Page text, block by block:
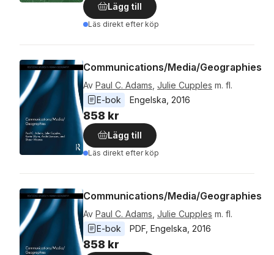
Lägg till
Läs direkt efter köp
Communications/Media/Geographies
Av Paul C. Adams Julie Cupples m. fl.
E-bok
Engelska 2016
858 kr
Lägg till
Läs direkt efter köp
Communications/Media/Geographies
Av Paul C. Adams Julie Cupples m. fl.
E-bok
PDF Engelska 2016
858 kr